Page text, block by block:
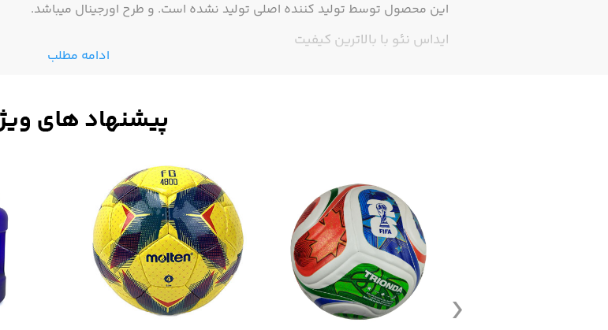
این محصول توسط تولید کننده اصلی تولید نشده است. و طرح اورجینال میباشد.
ایداس نئو با بالاترین کیفیت
ادامه مطلب